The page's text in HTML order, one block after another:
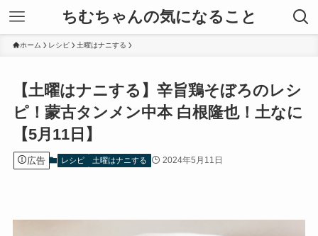
ちむちゃんの気になること
ホーム レシピ 土曜はナニする
【土曜はナニする】辛旨鶏そぼろのレシ
ピ！蒙古タンメン中本 白根隆也！土なに
【5月11日】
広告 レシピ 土曜はナニする 2024年5月11日